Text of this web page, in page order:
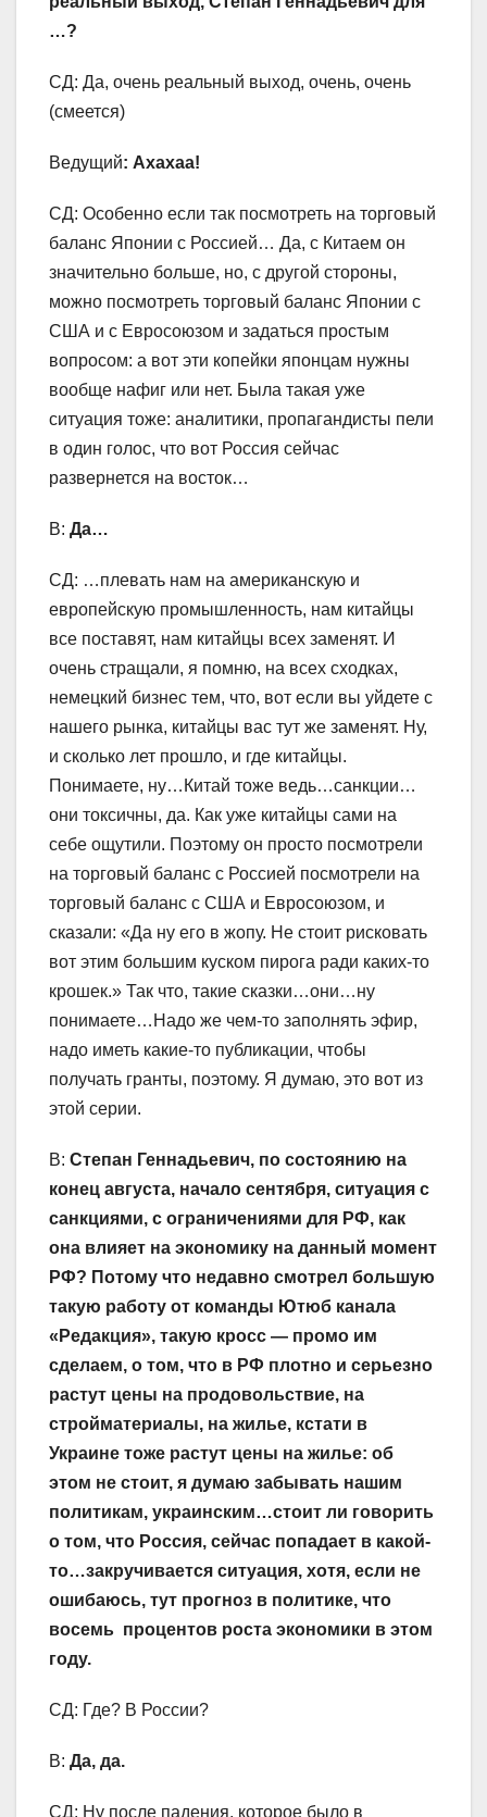
…?
СД: Да, очень реальный выход, очень, очень
(смеется)
Ведущий: Ахахаа!
СД: Особенно если так посмотреть на торговый
баланс Японии с Россией… Да, с Китаем он
значительно больше, но, с другой стороны,
можно посмотреть торговый баланс Японии с
США и с Евросоюзом и задаться простым
вопросом: а вот эти копейки японцам нужны
вообще нафиг или нет. Была такая уже
ситуация тоже: аналитики, пропагандисты пели
в один голос, что вот Россия сейчас
развернется на восток…
В: Да…
СД: …плевать нам на американскую и
европейскую промышленность, нам китайцы
все поставят, нам китайцы всех заменят. И
очень стращали, я помню, на всех сходках,
немецкий бизнес тем, что, вот если вы уйдете с
нашего рынка, китайцы вас тут же заменят. Ну,
и сколько лет прошло, и где китайцы.
Понимаете, ну…Китай тоже ведь…санкции…
они токсичны, да. Как уже китайцы сами на
себе ощутили. Поэтому он просто посмотрели
на торговый баланс с Россией посмотрели на
торговый баланс с США и Евросоюзом, и
сказали: «Да ну его в жопу. Не стоит рисковать
вот этим большим куском пирога ради каких-то
крошек.» Так что, такие сказки…они…ну
понимаете…Надо же чем-то заполнять эфир,
надо иметь какие-то публикации, чтобы
получать гранты, поэтому. Я думаю, это вот из
этой серии.
В: Степан Геннадьевич, по состоянию на
конец августа, начало сентября, ситуация с
санкциями, с ограничениями для РФ, как
она влияет на экономику на данный момент
РФ? Потому что недавно смотрел большую
такую работу от команды Ютюб канала
«Редакция», такую кросс — промо им
сделаем, о том, что в РФ плотно и серьезно
растут цены на продовольствие, на
стройматериалы, на жилье, кстати в
Украине тоже растут цены на жилье: об
этом не стоит, я думаю забывать нашим
политикам, украинским…стоит ли говорить
о том, что Россия, сейчас попадает в какой-
то…закручивается ситуация, хотя, если не
ошибаюсь, тут прогноз в политике, что
восемь процентов роста экономики в этом
году.
СД: Где? В России?
В: Да, да.
СД: Ну после падения, которое было в